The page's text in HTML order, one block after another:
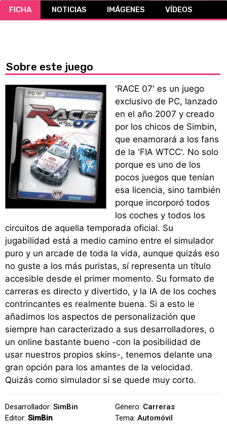
CÓMICS
FICHA NOTICIAS IMÁGENES VÍDEOS
Sobre este juego
'RACE 07' es un juego
exclusivo de PC, lanzado
en el año 2007 y creado
por los chicos de Simbin,
que enamorará a los fans
de la 'FIA WTCC'. No solo
porque es uno de los
pocos juegos que tenían
esa licencia, sino también
porque incorporó todos
los coches y todos los
circuitos de aquella temporada oficial. Su
jugabilidad está a medio camino entre el simulador
puro y un arcade de toda la vida, aunque quizás eso
no guste a los más puristas, sí representa un título
accesible desde el primer momento. Su formato de
carreras es directo y divertido, y la IA de los coches
contrincantes es realmente buena. Si a esto le
añadimos los aspectos de personalización que
siempre han caracterizado a sus desarrolladores, o
un online bastante bueno -con la posibilidad de
usar nuestros propios skins-, tenemos delante una
gran opción para los amantes de la velocidad.
Quizás como simulador sí se quede muy corto.
Desarrollador: SimBin
Editor: SimBin
Género: Carreras
Tema: Automóvil